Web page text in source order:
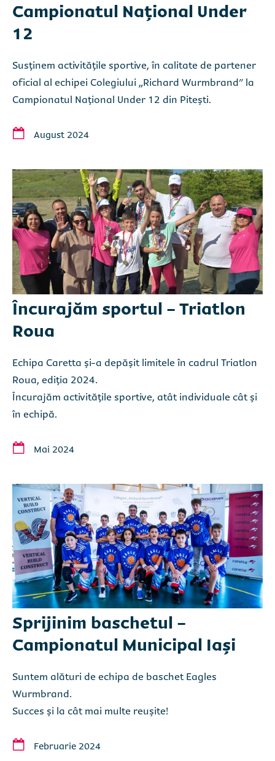
Campionatul Național Under
12
Susținem activitățile sportive, în calitate de partener
oficial al echipei Colegiului „Richard Wurmbrand" la
Campionatul Național Under 12 din Pitești.
August 2024
Încurajăm sportul - Triatlon
Roua
Echipa Caretta și-a depășit limitele în cadrul Triatlon
Roua, ediția 2024.
Încurajăm activitățile sportive, atât individuale cât și
în echipă.
Mai 2024
Sprijinim baschetul -
Campionatul Municipal Iași
Suntem alături de echipa de baschet Eagles
Wurmbrand.
Succes și la cât mai multe reușite!
Februarie 2024